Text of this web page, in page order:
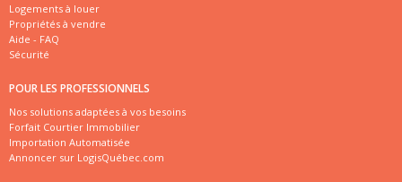
Logements à louer
Propriétés à vendre
Aide - FAQ
Sécurité
POUR LES PROFESSIONNELS
Nos solutions adaptées à vos besoins
Forfait Courtier Immobilier
Importation Automatisée
Annoncer sur LogisQuébec.com